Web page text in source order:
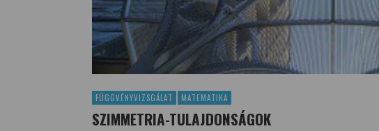
FÜGGVÉNYVIZSGÁLAT MATEMATIKA
SZIMMETRIA-TULAJDONSÁGOK